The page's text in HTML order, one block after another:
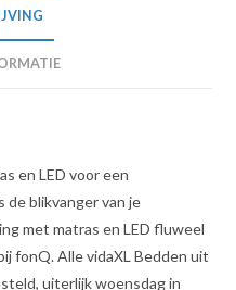
en LED voor een
blikvanger van je
met matras en LED fluweel
fonQ. Alle vidaXL Bedden uit
uiterlijk woensdag in